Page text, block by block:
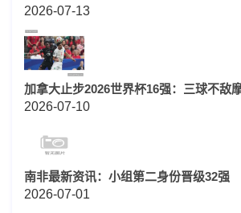
2026-07-13
加拿大止步2026世界杯16强：三球不敌
2026-07-10
南非最新资讯：小组第二身份晋级32强
2026-07-01